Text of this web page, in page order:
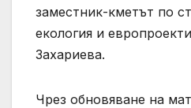
заместник-кметът по
екология и
Захариева.
Чрез обновяване на